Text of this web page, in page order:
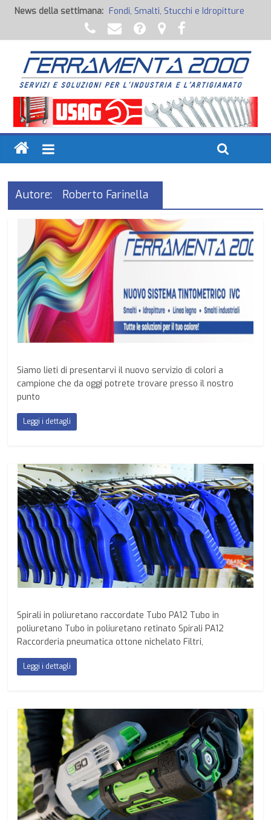
News della settimana: Potenza Inaspettata
Raccorderia pneumatica
Attrezzature professionali a batteria
Ancoraggi chimici
Fondi, Smalti, Stucchi e Idropitture
Autore: Roberto Farinella
Siamo lieti di presentarvi il nuovo servizio di colori a
campione che da oggi potrete trovare presso il nostro
punto
Leggi i dettagli
Spirali in poliuretano raccordate Tubo PA12 Tubo in
poliuretano Tubo in poliuretano retinato Spirali PA12
Raccorderia pneumatica ottone nichelato Filtri,
Leggi i dettagli